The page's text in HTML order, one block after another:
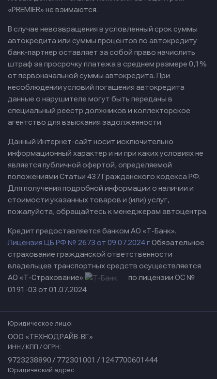
«PREMIER» не взимаются.
В случае невозвращения в условленный срок суммы
автокредита или суммы процентов по автокредиту
банк-партнер оставляет за собой право начислить
штраф за просрочку платежа в среднем размере 0,1%
от первоначальной суммы автокредита. При
несоблюдении условий погашения автокредита
данные о нарушителе могут быть переданы в
специальный реестр должников и коллекторское
агентство для взыскания задолженности.
Данный Интернет-сайт носит исключительно
информационный характер и ни при каких условиях не
является публичной офертой, определяемой
положениями Статьи 437 Гражданского кодекса РФ.
Для получения подробной информации о наличии и
стоимости указанных товаров и (или) услуг,
пожалуйста, обращайтесь к менеджерам автоцентра.
Кредит предоставляется банком АО «Т-Банк».
Лицензия ЦБ РФ № 2673 от 09.07.2024 гОбязательное
страхование гражданской ответственности
владельцев транспортных средств осуществляется
АО «Т-Страхование»
по лицензии ОС №
0191-03 от 01.07.2024
Юридическое лицо:
ООО «ТЕХНОДРАЙВ-ВГ»
ИНН / КПП / ОГРН:
9723238890 / 772301001 / 1247700601444
Юридический адрес: